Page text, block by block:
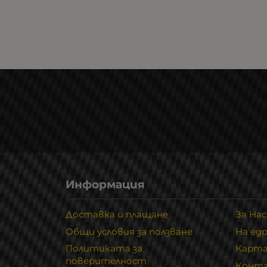
Информация
Доставка и плащане
Общи условия за ползване
Политиката за
поверителност
За Нас
На